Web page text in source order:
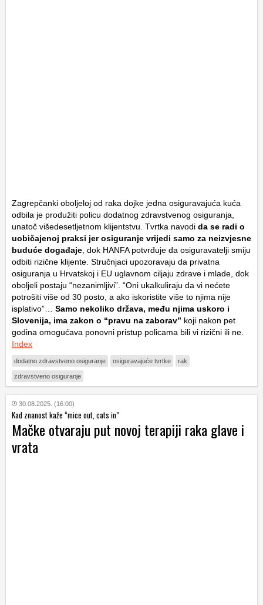
Zagrepčanki oboljeloj od raka dojke jedna osiguravajuća kuća
odbila je produžiti policu dodatnog zdravstvenog osiguranja,
unatoč višedesetljetnom klijentstvu. Tvrtka navodi da se radi o
uobičajenoj praksi jer osiguranje vrijedi samo za neizvjesne
buduće događaje , dok HANFA potvrđuje da osiguravatelji smiju
odbiti rizične klijente. Stručnjaci upozoravaju da privatna
osiguranja u Hrvatskoj i EU uglavnom ciljaju zdrave i mlade, dok
oboljeli postaju “nezanimljivi”. “Oni ukalkuliraju da vi nećete
potrošiti više od 30 posto, a ako iskoristite više to njima nije
isplativo”…
Samo nekoliko država, među njima uskoro i
Slovenija, ima zakon o “pravu na zaborav” koji nakon pet
godina omogućava ponovni pristup policama bili vi rizični ili ne.
Index
dodatno zdravstveno osiguranje osiguravajuće tvrtke rak
zdravstveno osiguranje
30.08.2025. (16:00)
Kad znanost kaže “mice out, cats in”
Mačke otvaraju put novoj terapiji raka glave i
vrata